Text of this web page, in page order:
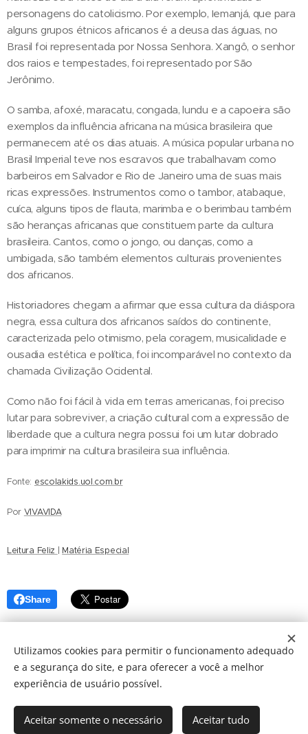
personagens do catolicismo. Por exemplo, Iemanjá, que para
alguns grupos étnicos africanos é a deusa das águas, no
Brasil foi representada por Nossa Senhora. Xangô, o senhor
dos raios e tempestades, foi representado por São
Jerônimo.
O samba, afoxé, maracatu, congada, lundu e a capoeira são
exemplos da influência africana na música brasileira que
permanecem até os dias atuais. A música popular urbana no
Brasil Imperial teve nos escravos que trabalhavam como
barbeiros em Salvador e Rio de Janeiro uma de suas mais
ricas expressões. Instrumentos como o tambor, atabaque,
cuíca, alguns tipos de flauta, marimba e o berimbau também
são heranças africanas que constituem parte da cultura
brasileira. Cantos, como o jongo, ou danças, como a
umbigada, são também elementos culturais provenientes
dos africanos.
Historiadores chegam a afirmar que essa cultura da diáspora
negra, essa cultura dos africanos saídos do continente,
caracterizada pelo otimismo, pela coragem, musicalidade e
ousadia estética e política, foi incomparável no contexto da
chamada Civilização Ocidental.
Como não foi fácil à vida em terras americanas, foi preciso
lutar para sobreviver, a criação cultural com a expressão de
liberdade que a cultura negra possui foi um lutar dobrado
para imprimir na cultura brasileira sua influência.
Fonte: escolakids.uol.com.br
Por VIVAVIDA
Leitura Feliz Matéria Especial
Share
2025 © FUNSAI | Fundação Nossa Senhora Auxiliadora do
Ipiranga - Todos os direitos reservados
Rua Arcipreste Andrade, 503 - 1° andar | Edifício Condessa Vicente de
Azevedo, Ipiranga, São Paulo, SP - 04268-020
| 11 3388-5600 | Política de Privacidade
Utilizamos cookies para permitir o funcionamento adequado
e a segurança do site, e para oferecer a você a melhor
experiência de usuário possível.
Aceitar somente o necessário Aceitar tudo